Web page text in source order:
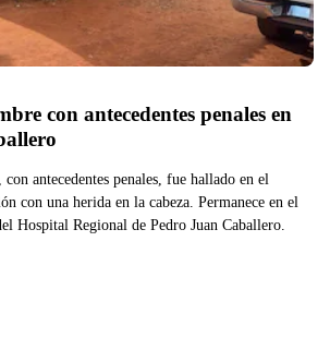
con antecedentes penales en
antecedentes penales, fue hallado en el
con una herida en la cabeza. Permanece en el
Hospital Regional de Pedro Juan Caballero.